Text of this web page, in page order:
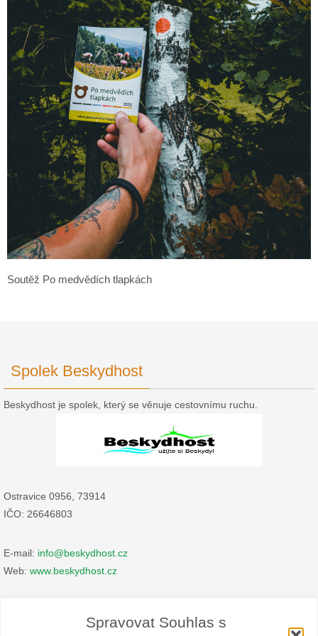
Spravovat Souhlas s
Soutěž Po medvědích tlapkách
Spolek Beskydhost
Beskydhost je spolek, který se věnuje cestovnímu ruchu.
Ostravice 0956, 73914
IČO: 26646803
E-mail: info@beskydhost.cz
Web: www.beskydhost.cz